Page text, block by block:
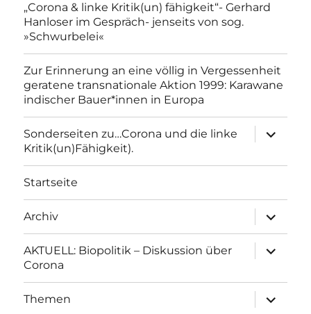
„Corona & linke Kritik(un) fähigkeit“- Gerhard
Hanloser im Gespräch- jenseits von sog.
»Schwurbelei«
Zur Erinnerung an eine völlig in Vergessenheit
geratene transnationale Aktion 1999: Karawane
indischer Bauer*innen in Europa
Sonderseiten zu…Corona und die linke
Kritik(un)Fähigkeit).
anzeigen
Startseite
Archiv
anzeigen
AKTUELL: Biopolitik – Diskussion über
Corona
anzeigen
Themen
anzeigen